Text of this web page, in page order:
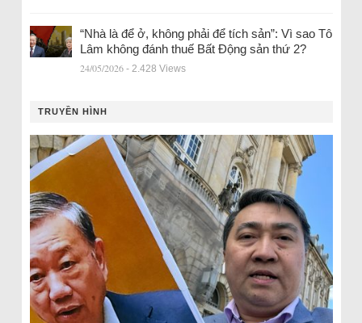
“Nhà là để ở, không phải để tích sản”: Vì sao Tô
Lâm không đánh thuế Bất Động sản thứ 2?
24/05/2026 - 2.428 Views
TRUYỀN HÌNH